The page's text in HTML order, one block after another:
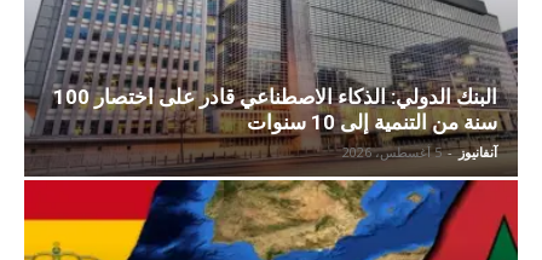
البنك الدولي: الذكاء الاصطناعي قادر على اختصار 100
سنة من التنمية إلى 10 سنوات
آنفانيوز - 5 أغسطس، 2026